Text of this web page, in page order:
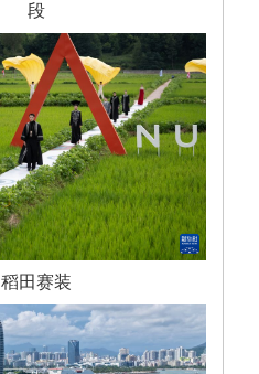
段
稻田赛装